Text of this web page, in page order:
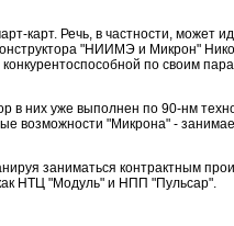
карт. Речь, в частности, может
"НИИМЭ и Микрон"
по своим
в них уже выполнен по 90-нм
возможности "Микрона" -
заниматься контрактным
НТЦ "Модуль" и НПП "Пульсар".